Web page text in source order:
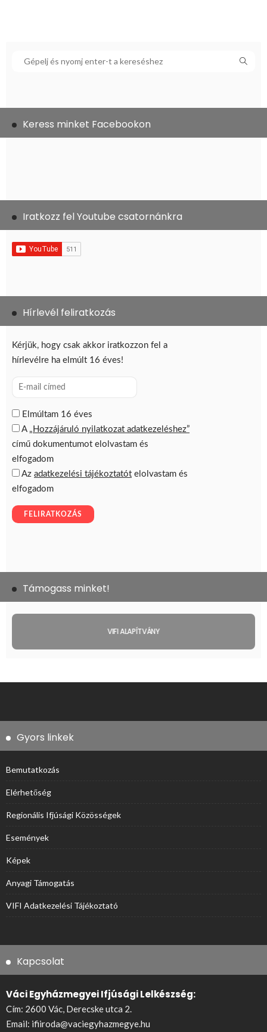
Keress minket Facebookon
Iratkozz fel Youtube csatornánkra
Hírlevél feliratkozás
Támogass minket!
VIFI ALAPÍTVÁNY
Gyors linkek
Bemutatkozás
Elérhetőség
Regionális Ifjúsági Közösségek
Események
Képek
Anyagi Támogatás
VIFI Adatkezelési Tájékoztató
Kapcsolat
Váci Egyházmegyei Ifjúsági Lelkészség:
Cím: 2600 Vác, Derecske utca 2.
Email: ifiiroda@vaciegyhazmegye.hu